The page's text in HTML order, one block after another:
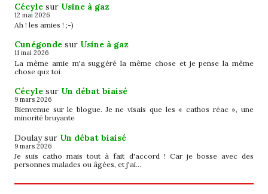
Cécyle sur Usine à gaz
12 mai 2026
Ah ! les amies ! ;-)
Cunégonde sur Usine à gaz
11 mai 2026
La même amie m'a suggéré la même chose et je pense la même
chose quz toi
Cécyle sur Un débat biaisé
9 mars 2026
Bienvenue sur le blogue. Je ne visais que les « cathos réac », une
minorité bruyante
Doulaysur Un débat biaisé
9 mars 2026
Je suis catho mais tout à fait d'accord ! Car je bosse avec des
personnes malades ou âgées, et j'ai…